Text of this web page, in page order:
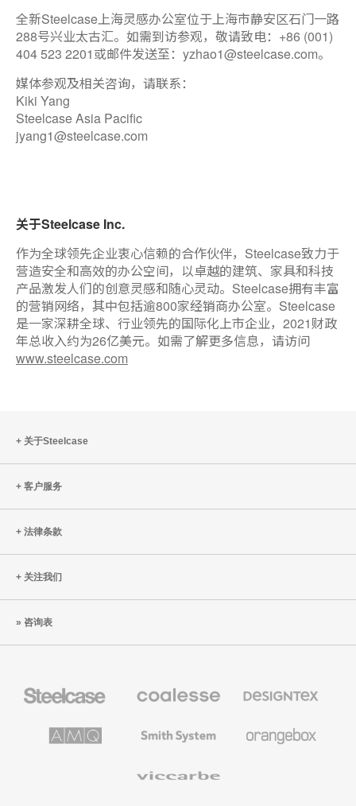
全新Steelcase上海灵感办公室位于上海市静安区石门一路
288号兴业太古汇。如需到访参观，敬请致电：+86 (001)
404 523 2201或邮件发送至：yzhao1@steelcase.com。
媒体参观及相关咨询，请联系：
Kiki Yang
Steelcase Asia Pacific
jyang1@steelcase.com
关于Steelcase Inc.
作为全球领先企业衷心信赖的合作伙伴， Steelcase致力于
营造安全和高效的办公空间，以卓越的建筑、家具和科技
产品激发人们的创意灵感和随心灵动。 Steelcase拥有丰富
的营销网络，其中包括逾800家经销商办公室。 Steelcase
是一家深耕全球、行业领先的国际化上市企业， 2021财政
年总收入约为26亿美元。如需了解更多信息，请访问
www.steelcase.com
关于Steelcase
客户服务
法律条款
关注我们
咨询表
办
Solutions
System